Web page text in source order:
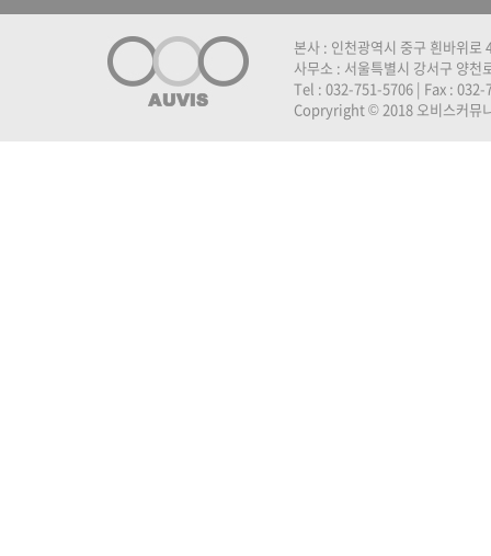
본사 : 인천광역시 중구 흰바위
사무소 : 서울특별시 강서구 양천
Tel : 032-751-5706 | Fax :
Copryright © 2018 오비스커뮤